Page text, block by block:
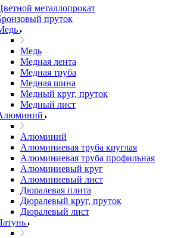
металлопрокат
пруток
Медь
Медная лента
Медная труба
Медная шина
Медный круг, пруток
Медный лист
Алюминий
Алюминиевая труба круглая
Алюминиевая труба профильная
Алюминиевый круг
Алюминиевый лист
Дюралевая плита
Дюралевый круг, пруток
Дюралевый лист